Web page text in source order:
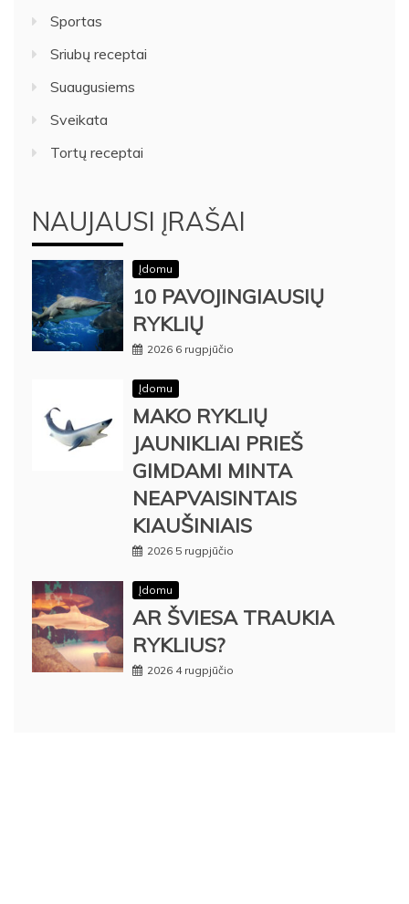
Sportas
Sriubų receptai
Suaugusiems
Sveikata
Tortų receptai
NAUJAUSI ĮRAŠAI
Įdomu
10 PAVOJINGIAUSIŲ
RYKLIŲ
2026 6 rugpjūčio
Įdomu
MAKO RYKLIŲ
JAUNIKLIAI PRIEŠ
GIMDAMI MINTA
NEAPVAISINTAIS
KIAUŠINIAIS
2026 5 rugpjūčio
Įdomu
AR ŠVIESA TRAUKIA
RYKLIUS?
2026 4 rugpjūčio